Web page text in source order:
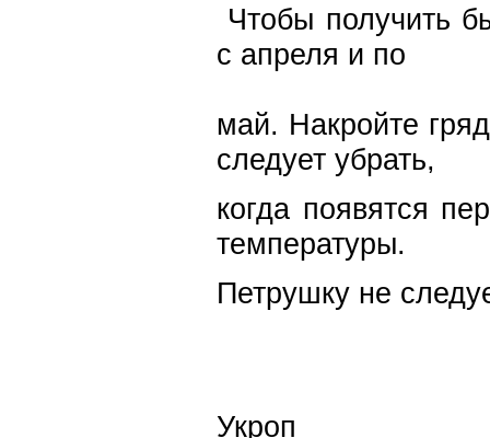
Чтобы получить
с апреля и по
май. Накройте
следует убрать,
когда появятся
температуры.
Петрушку не
Укроп